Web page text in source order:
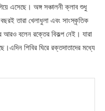
এসেছে। অঙ্গ সঞ্চালনী ক্লাব শুধু
তারা খেলাধুলা এবং সাংস্কৃতিক
বলেন রক্তের বিকল্প নেই। যারা
শিবির ঘিরে রক্তদাতাদের মধ্যে